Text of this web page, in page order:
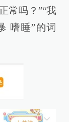
常吗？”“我
嗜睡”的词